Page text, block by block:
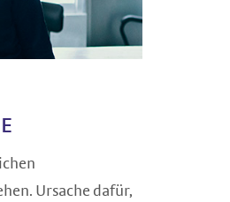
Ursache dafür,